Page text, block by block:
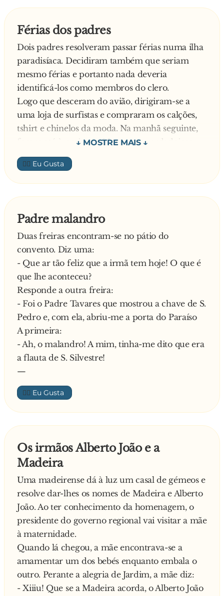
Férias dos padres
Dois padres resolveram passar férias numa ilha
paradisíaca. Decidiram também que seriam
mesmo férias e portanto nada deveria
identificá-los como membros do clero.
Logo que desceram do avião, dirigiram-se a
uma loja de surfistas e compraram os calções,
tshirt e chinelos da moda. Na manhã seguinte,
foram até à praia vestidos como verdadeiros
turistas.
Estavam nas toalhas, a beber uma cervejinha,
quando uma loira em topless, de fazer perder a
cabeça, se dirigia na direcção deles. Os dois
olhos e, quando a jovem passou por eles, sorriu
e individualmente cumprimentou-os:
- Bom dia Sr. Padre, bom dia Sr. Padre
No dia seguinte, foram até à loja e compraram
também um chapéu e óculos-escuros. De novo
os dois padres foram até à praia a fim de g**...
um pouco do sol, das vistas e eis que aparece a
mesma loira. desta vez vinha com um fio
dental, aproximou-se deles e cumprimentou-os:
- Bom dia Sr. Padre, bom dia Sr. Padre
Os padres ainda incrédulos com o acontecera e,
quando a loira já se ponha novamente a
caminho, interrompe um dos padres:
- Desculpe, um momento, menina.
- Sim? – respondeu ela, com um sorriso nos
lábios bem definidos e sensuais.
- Nós de facto somos padres e temos orgulho
em sê-lo, mas como conseguiu descobrir isso?
Explica a loira:
- Sr. Padre, sou eu. a irmã Angélica! Também
estou de férias
👍🏼
Padre malandro
Duas freiras encontram-se no pátio do
convento. Diz uma:
- Que ar tão feliz que a irmã tem hoje! O que é
que lhe aconteceu?
Responde a outra freira:
- Foi o Padre Tavares que mostrou a chave de S.
Pedro e, com ela, abriu-me a porta do Paraíso
A primeira:
- Ah, o malandro! A mim, tinha-me dito que era
a flauta de S. Silvestre!
—
👍🏼
Os irmãos Alberto João e a
Madeira
Uma madeirense dá à luz um casal de gémeos e
resolve dar-lhes os nomes de Madeira e Alberto
João. Ao ter conhecimento da homenagem, o
presidente do governo regional vai visitar a mãe
à maternidade.
Quando lá chegou, a mãe encontrava-se a
amamentar um dos bebés enquanto embala o
outro. Perante a alegria de Jardim, a mãe diz:
- Xiiiu! Que se a Madeira acorda, o Alberto João